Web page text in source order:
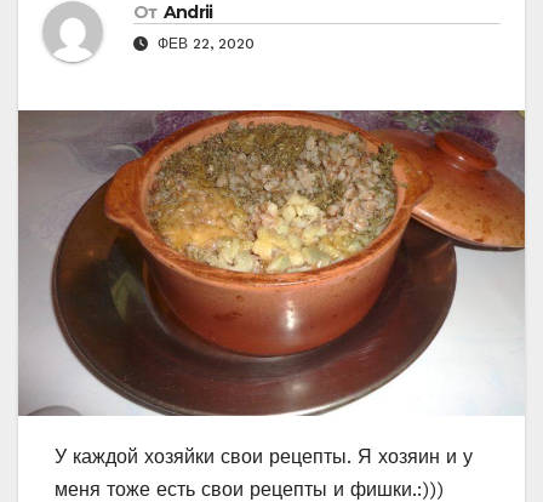
От Andrii
ФЕВ 22, 2020
У каждой хозяйки свои рецепты. Я хозяин и у
меня тоже есть свои рецепты и фишки.:)))